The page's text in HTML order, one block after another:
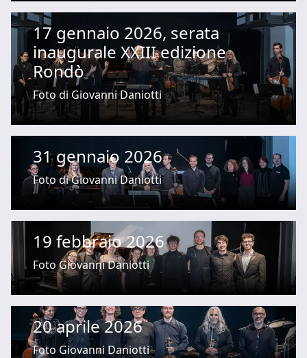
17 gennaio 2026, serata
inaugurale XXIII edizione
Rondò
Foto di Giovanni Daniotti
31 gennaio 2026
Foto di Giovanni Daniotti
19 febbraio 2026
Foto Giovanni Daniotti
20 aprile 2026
Foto Giovanni Daniotti